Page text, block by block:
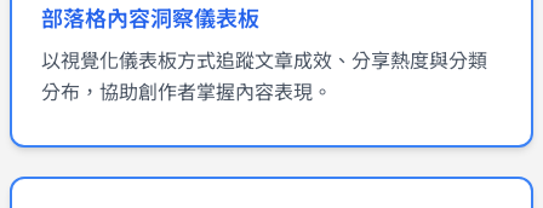
部落格內容洞察儀表板
以視覺化儀表板方式追蹤文章成效、分享熱度與分類
分布，協助創作者掌握內容表現。